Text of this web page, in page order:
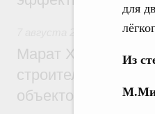
для
Из
Экономика
Марат Хуснуллин:
строительство и
объектов